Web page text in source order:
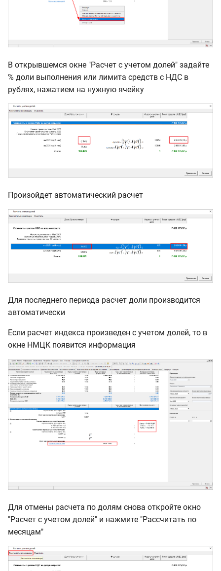
В открывшемся окне "Расчет с учетом долей" задайте
% доли выполнения или лимита средств с НДС в
рублях, нажатием на нужную ячейку
Произойдет автоматический расчет
Для последнего периода расчет доли производится
автоматически
Если расчет индекса произведен с учетом долей, то в
окне НМЦК появится информация
Для отмены расчета по долям снова откройте окно
"Расчет с учетом долей" и нажмите "Рассчитать по
месяцам"